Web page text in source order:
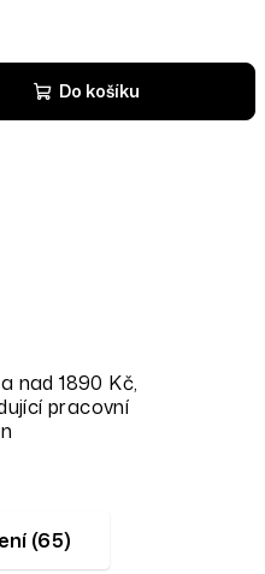
Do košíku
nad 1890 Kč,
pracovní
(65)